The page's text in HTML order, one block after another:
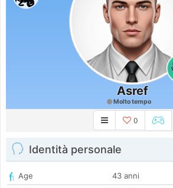
Asref
Molto tempo
0
Identità personale
Age
43 anni